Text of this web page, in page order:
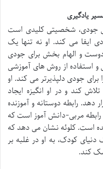
یادگیری
جودی، شخصیتی کلیدی است
می کند. او نه تنها یک
و الهام بخش برای جودی
و استفاده از روش های آموزشی
جودی دلپذیرتر می کند. او
کند و در او انگیزه ایجاد
دهد. رابطه دوستانه و آموزنده
رابطه مربی-دانش آموز است که
است. کلوئه نشان می دهد که
کودک، به او در غلبه بر
کند.